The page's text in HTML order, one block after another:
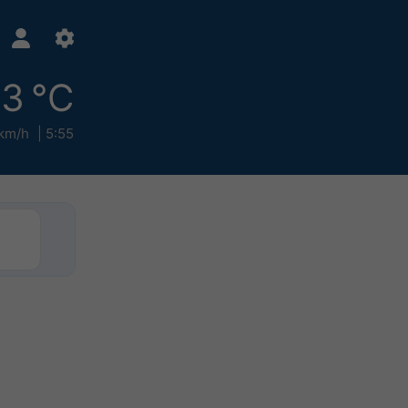
°C
h 5:55